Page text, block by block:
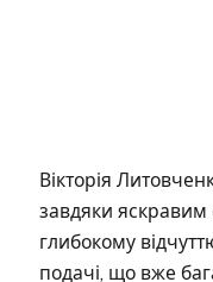
Вікторія
завдяки
глибокому
подачі, що вже